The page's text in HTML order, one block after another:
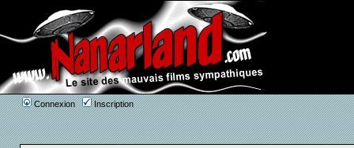
Connexion Inscription